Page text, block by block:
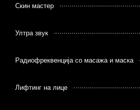
Скин мастер
Ултра звук
Радиофреквенција со масажа и маска
Лифтинг на лице